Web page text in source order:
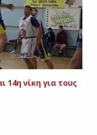
νίκη για τους